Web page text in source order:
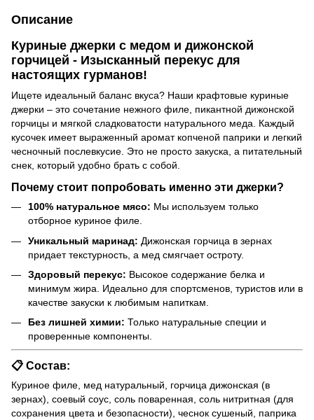
Описание
Куриные джерки с медом и дижонской
горчицей - Изысканный перекус для
настоящих гурманов!
Ищете идеальный баланс вкуса? Наши крафтовые куриные
джерки – это сочетание нежного филе, пикантной дижонской
горчицы и мягкой сладковатости натурального меда. Каждый
кусочек имеет выраженный аромат копченой паприки и легкий
чесночный послевкусие. Это не просто закуска, а питательный
снек, который удобно брать с собой.
Почему стоит попробовать именно эти джерки?
100% натуральное мясо: Мы используем только
отборное куриное филе.
Уникальный маринад: Дижонская горчица в зернах
придает текстурность, а мед смягчает остроту.
Здоровый перекус: Высокое содержание белка и
минимум жира. Идеально для спортсменов, туристов или в
качестве закуски к любимым напиткам.
Без лишней химии: Только натуральные специи и
проверенные компоненты.
📋 Состав:
Куриное филе, мед натуральный, горчица дижонская (в
зернах), соевый соус, соль поваренная, соль нитритная (для
сохранения цвета и безопасности), чеснок сушеный, паприка